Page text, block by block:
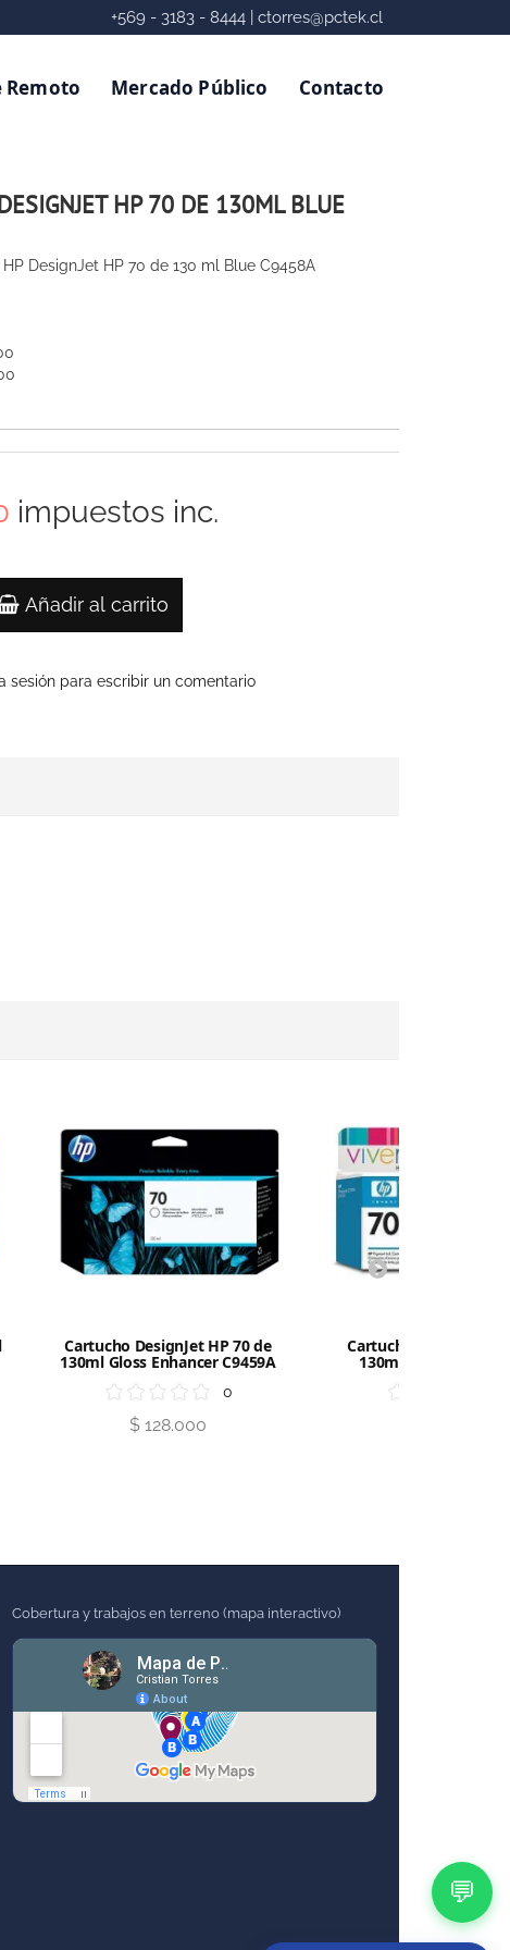
Remoto Mercado Público Contacto
HP 70 DE 130ML BLUE
DesignJet HP 70 de 130 ml Blue C9458A
impuestos inc.
Añadir al carrito
sesión para escribir un comentario
Cartucho DesignJet HP 70 de
130ml Gloss Enhancer C9459A
0
$ 128.000
Cartucho DesignJet
130ml Light Cyan
Cobertura y trabajos en terreno (mapa interactivo)
💬